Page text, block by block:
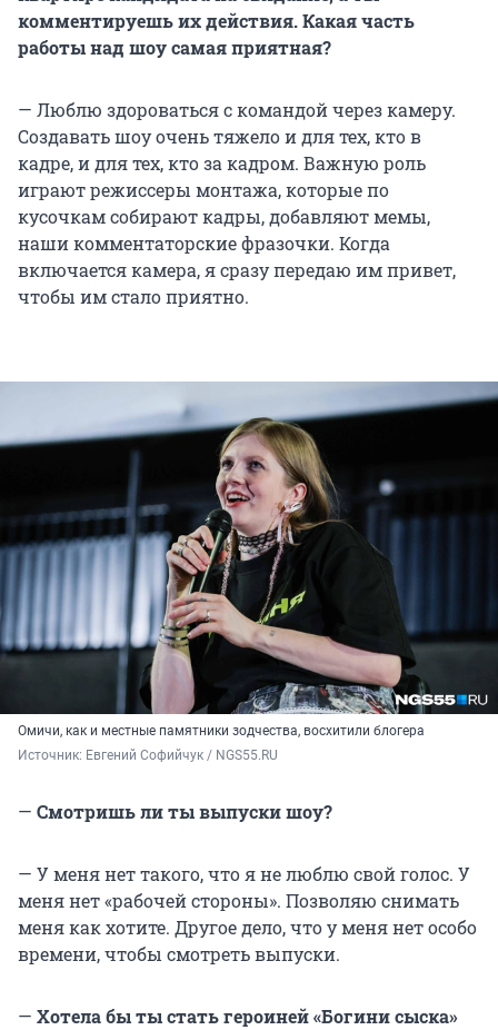
комментируешь их действия. Какая часть
работы над шоу самая приятная?
— Люблю здороваться с командой через камеру.
Создавать шоу очень тяжело и для тех, кто в
кадре, и для тех, кто за кадром. Важную роль
играют режиссеры монтажа, которые по
кусочкам собирают кадры, добавляют мемы,
наши комментаторские фразочки. Когда
включается камера, я сразу передаю им привет,
чтобы им стало приятно.
Омичи, как и местные памятники зодчества, восхитили блогера
Источник: Евгений Софийчук / NGS55.RU
— Смотришь ли ты выпуски шоу?
— У меня нет такого, что я не люблю свой голос. У
меня нет «рабочей стороны». Позволяю снимать
меня как хотите. Другое дело, что у меня нет особо
времени, чтобы смотреть выпуски.
— Хотела бы ты стать героиней «Богини сыска»